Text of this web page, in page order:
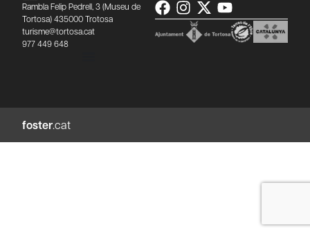
Rambla Felip Pedrell, 3 (Museu de
Tortosa) 435000 Trotosa
turisme@tortosa.cat
977 449 648
foster.cat